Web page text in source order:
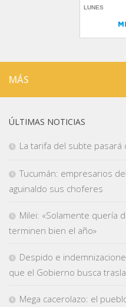
MÁS
ÚLTIMAS NOTICIAS
La tarifa del subte
Tucumán: empresarios
aguinaldo sus choferes
Milei: «Solamente quería
terminen bien el año»
Despido e
que el Gobierno busca
Mega cacerolazo: el